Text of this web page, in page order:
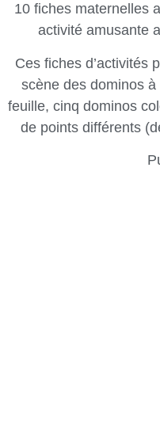
10 fiches maternelles
activité amusante
Ces fiches d’activités
scène des dominos
feuille, cinq dominos
de points différents